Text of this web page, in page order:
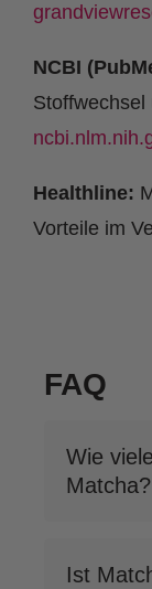
NCBI
Healthline:
Vorteile im
FAQ
Wie
Matcha?
Ist